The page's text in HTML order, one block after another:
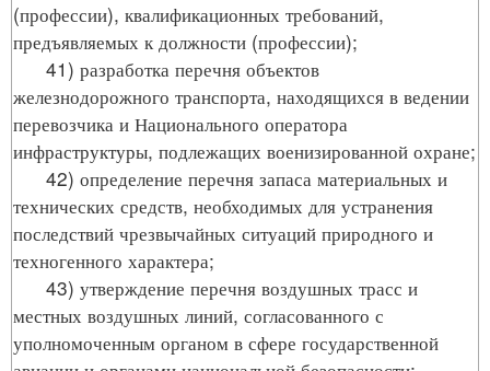
(профессии), квалификационных требований,
предъявляемых к должности (профессии);
41) разработка перечня объектов
железнодорожного транспорта, находящихся в ведении
перевозчика и Национального оператора
инфраструктуры, подлежащих военизированной охране;
42) определение перечня запаса материальных и
технических средств, необходимых для устранения
последствий чрезвычайных ситуаций природного и
техногенного характера;
43) утверждение перечня воздушных трасс и
местных воздушных линий, согласованного с
уполномоченным органом в сфере государственной